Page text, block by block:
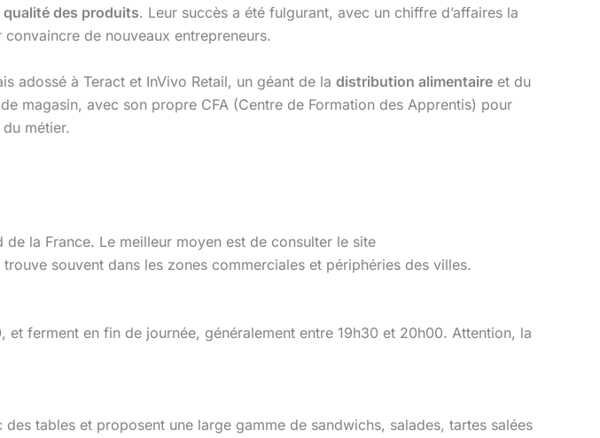
qualité des produits. Leur succès a été fulgurant, avec un chiffre d’affaires la
de nouveaux entrepreneurs.
adossé à Teract et InVivo Retail, un géant de la distribution alimentaire et du
magasin, avec son propre CFA (Centre de Formation des Apprentis) pour
métier.
la France. Le meilleur moyen est de consulter le site
souvent dans les zones commerciales et périphéries des villes.
ferment en fin de journée, généralement entre 19h30 et 20h00. Attention, la
tables et proposent une large gamme de sandwichs, salades, tartes salées